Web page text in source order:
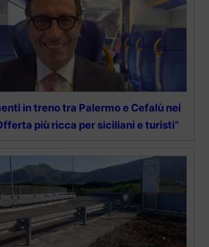
in treno tra Palermo e Cefalù nei
più ricca per siciliani e turisti”